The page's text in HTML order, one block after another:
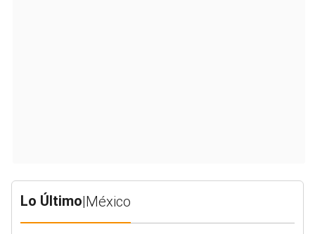
Lo Último|México